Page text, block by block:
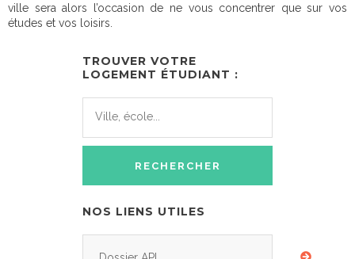
ville sera alors l’occasion de ne vous concentrer que sur vos
études et vos loisirs.
TROUVER VOTRE
LOGEMENT ÉTUDIANT :
NOS LIENS UTILES